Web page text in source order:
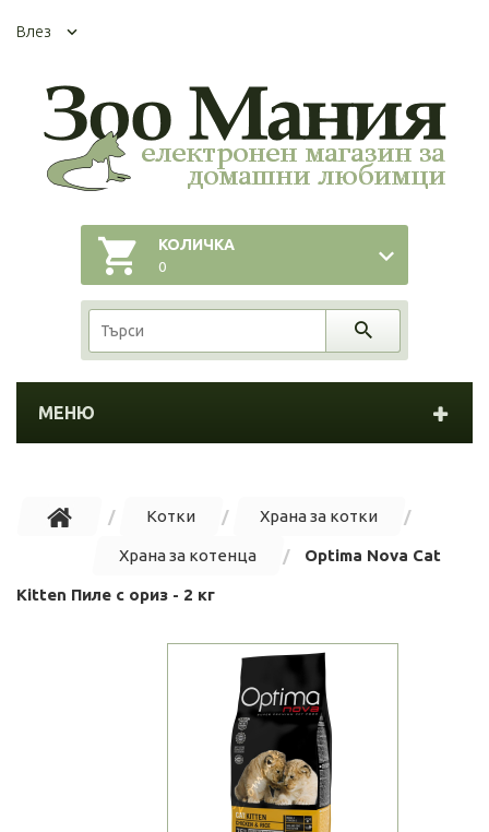
Влез
КОЛИЧКА
0
МЕНЮ
Котки Храна за котки
Храна за котенца Optima Nova Cat
Kitten Пиле с ориз - 2 кг